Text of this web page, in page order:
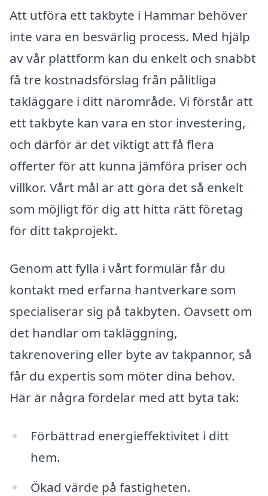
Att utföra ett takbyte i Hammar behöver
inte vara en besvärlig process. Med hjälp
av vår plattform kan du enkelt och snabbt
få tre kostnadsförslag från pålitliga
takläggare i ditt närområde. Vi förstår att
ett takbyte kan vara en stor investering,
och därför är det viktigt att få flera
offerter för att kunna jämföra priser och
villkor. Vårt mål är att göra det så enkelt
som möjligt för dig att hitta rätt företag
för ditt takprojekt.
Genom att fylla i vårt formulär får du
kontakt med erfarna hantverkare som
specialiserar sig på takbyten. Oavsett om
det handlar om takläggning,
takrenovering eller byte av takpannor, så
får du expertis som möter dina behov.
Här är några fördelar med att byta tak:
Förbättrad energieffektivitet i ditt
hem.
Ökad värde på fastigheten.